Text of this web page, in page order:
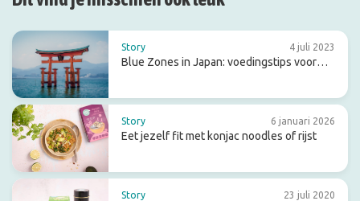
Story 4 juli 2023
Blue Zones in Japan: voedingstips voor
Story 6 januari 2026
Eet jezelf fit met konjac noodles of rijst
Story 23 juli 2020